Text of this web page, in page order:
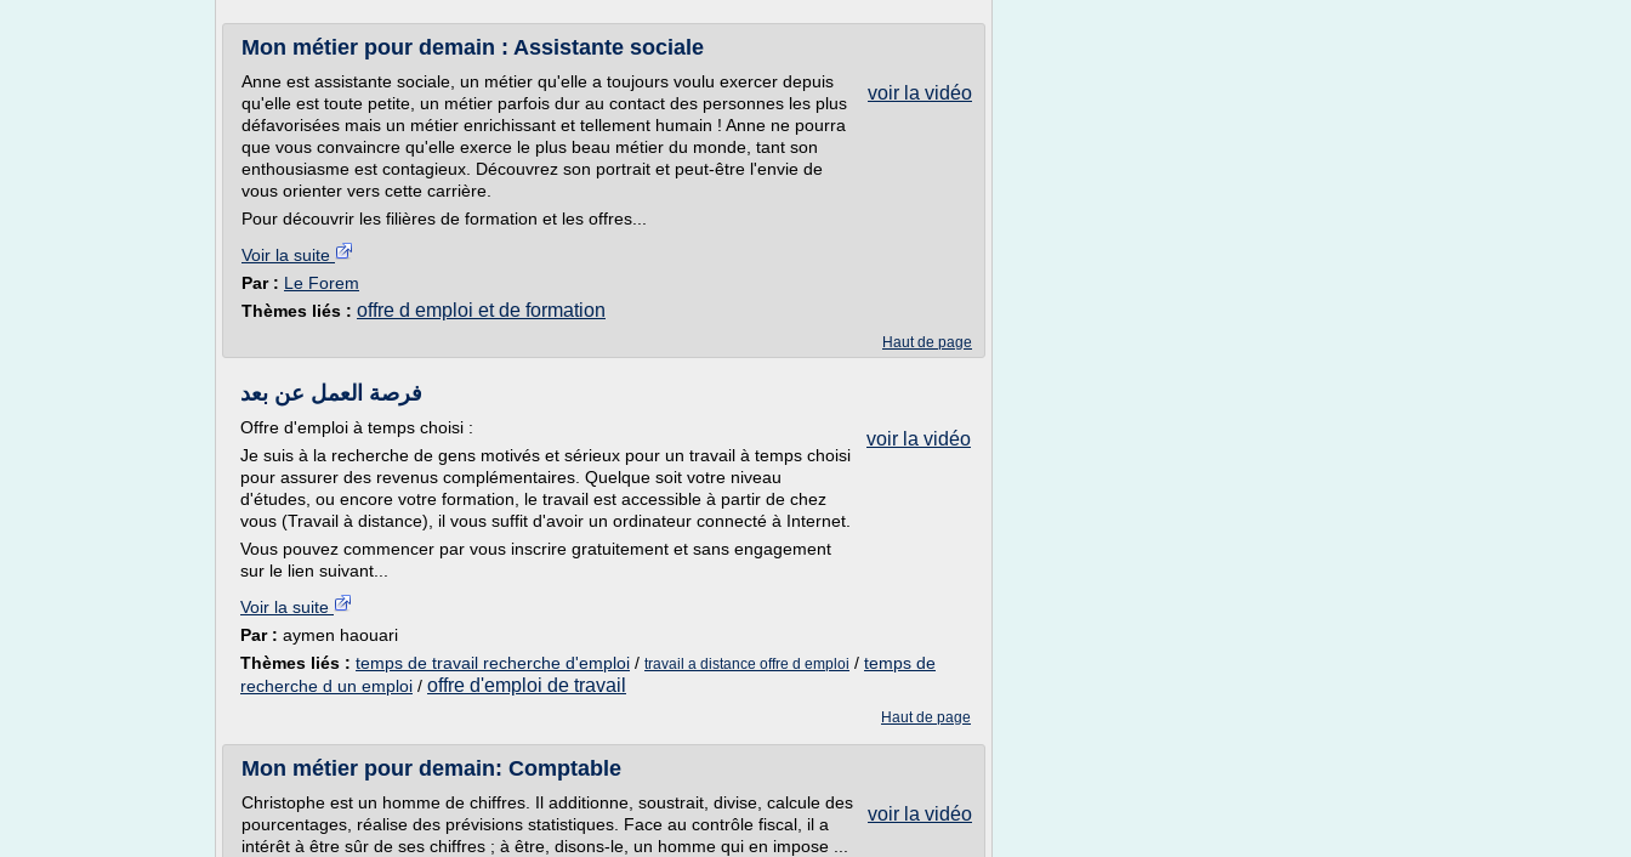
Mon métier pour demain : Assistante sociale
voir la vidéo
Anne est assistante sociale, un métier qu'elle a toujours voulu exercer depuis
qu'elle est toute petite, un métier parfois dur au contact des personnes les plus
défavorisées mais un métier enrichissant et tellement humain ! Anne ne pourra
que vous convaincre qu'elle exerce le plus beau métier du monde, tant son
enthousiasme est contagieux. Découvrez son portrait et peut-être l'envie de
vous orienter vers cette carrière.
Pour découvrir les filières de formation et les offres...
Voir la suite
Par : Le Forem
Thèmes liés : offre d emploi et de formation
Haut de page
فرصة العمل عن بعد
voir la vidéo
Offre d'emploi à temps choisi :
Je suis à la recherche de gens motivés et sérieux pour un travail à temps choisi
pour assurer des revenus complémentaires. Quelque soit votre niveau
d'études, ou encore votre formation, le travail est accessible à partir de chez
vous (Travail à distance), il vous suffit d'avoir un ordinateur connecté à Internet.
Vous pouvez commencer par vous inscrire gratuitement et sans engagement
sur le lien suivant...
Voir la suite
Par : aymen haouari
Thèmes liés : temps de travail recherche d'emploi / travail a distance offre d emploi / temps de
recherche d un emploi / offre d'emploi de travail
Haut de page
Mon métier pour demain: Comptable
voir la vidéo
Christophe est un homme de chiffres. Il additionne, soustrait, divise, calcule des
pourcentages, réalise des prévisions statistiques. Face au contrôle fiscal, il a
intérêt à être sûr de ses chiffres ; à être, disons-le, un homme qui en impose ...